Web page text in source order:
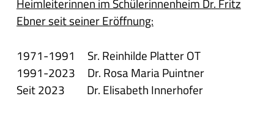
Ebner seit seiner Eröffnung:
1971-1991 Sr. Reinhilde Platter OT
1991-2023 Dr. Rosa Maria Puintner
Seit 2023 Dr. Elisabeth Innerhofer